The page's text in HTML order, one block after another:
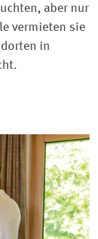
aber nur
vermieten sie
in